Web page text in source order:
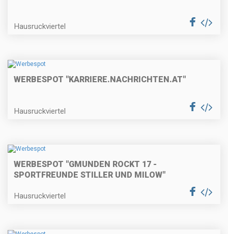
Hausruckviertel
WERBESPOT "KARRIERE.NACHRICHTEN.AT"
Hausruckviertel
WERBESPOT "GMUNDEN ROCKT 17 -
SPORTFREUNDE STILLER UND MILOW"
Hausruckviertel